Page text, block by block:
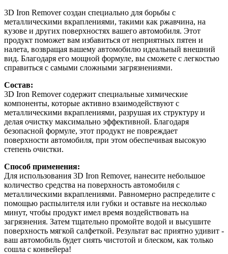
3D Iron Remover создан специально для борьбы с
металлическими вкраплениями, такими как ржавчина, на
кузове и других поверхностях вашего автомобиля. Этот
продукт поможет вам избавиться от неприятных пятен и
налета, возвращая вашему автомобилю идеальный внешний
вид. Благодаря его мощной формуле, вы сможете с легкостью
справиться с самыми сложными загрязнениями.
Состав:
3D Iron Remover содержит специальные химические
компоненты, которые активно взаимодействуют с
металлическими вкраплениями, разрушая их структуру и
делая очистку максимально эффективной. Благодаря
безопасной формуле, этот продукт не повреждает
поверхности автомобиля, при этом обеспечивая высокую
степень очистки.
Способ применения:
Для использования 3D Iron Remover, нанесите небольшое
количество средства на поверхность автомобиля с
металлическими вкраплениями. Равномерно распределите с
помощью распылителя или губки и оставьте на несколько
минут, чтобы продукт имел время воздействовать на
загрязнения. Затем тщательно промойте водой и высушите
поверхность мягкой салфеткой. Результат вас приятно удивит -
ваш автомобиль будет сиять чистотой и блеском, как только
сошла с конвейера!